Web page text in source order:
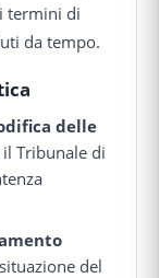
termini di
da tempo.
delle
il Tribunale di
del